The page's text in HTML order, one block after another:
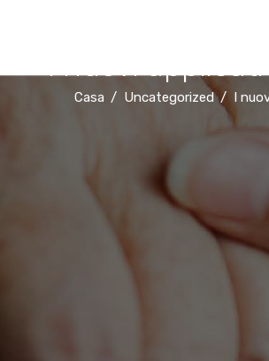
I nuovi
Casa Uncategorized I